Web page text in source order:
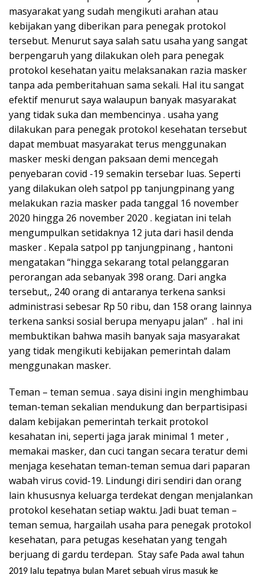
masyarakat yang sudah mengikuti arahan atau
kebijakan yang diberikan para penegak protokol
tersebut. Menurut saya salah satu usaha yang sangat
berpengaruh yang dilakukan oleh para penegak
protokol kesehatan yaitu melaksanakan razia masker
tanpa ada pemberitahuan sama sekali. Hal itu sangat
efektif menurut saya walaupun banyak masyarakat
yang tidak suka dan membencinya . usaha yang
dilakukan para penegak protokol kesehatan tersebut
dapat membuat masyarakat terus menggunakan
masker meski dengan paksaan demi mencegah
penyebaran covid -19 semakin tersebar luas. Seperti
yang dilakukan oleh satpol pp tanjungpinang yang
melakukan razia masker pada tanggal 16 november
2020 hingga 26 november 2020 . kegiatan ini telah
mengumpulkan setidaknya 12 juta dari hasil denda
masker . Kepala satpol pp tanjungpinang , hantoni
mengatakan “hingga sekarang total pelanggaran
perorangan ada sebanyak 398 orang. Dari angka
tersebut,, 240 orang di antaranya terkena sanksi
administrasi sebesar Rp 50 ribu, dan 158 orang lainnya
terkena sanksi sosial berupa menyapu jalan” . hal ini
membuktikan bahwa masih banyak saja masyarakat
yang tidak mengikuti kebijakan pemerintah dalam
menggunakan masker.
Teman – teman semua . saya disini ingin menghimbau
teman-teman sekalian mendukung dan berpartisipasi
dalam kebijakan pemerintah terkait protokol
kesahatan ini, seperti jaga jarak minimal 1 meter ,
memakai masker, dan cuci tangan secara teratur demi
menjaga kesehatan teman-teman semua dari paparan
wabah virus covid-19. Lindungi diri sendiri dan orang
lain khususnya keluarga terdekat dengan menjalankan
protokol kesehatan setiap waktu. Jadi buat teman –
teman semua, hargailah usaha para penegak protokol
kesehatan, para petugas kesehatan yang tengah
berjuang di gardu terdepan. Stay safe Pada awal tahun
2019 lalu tepatnya bulan Maret sebuah virus masuk ke